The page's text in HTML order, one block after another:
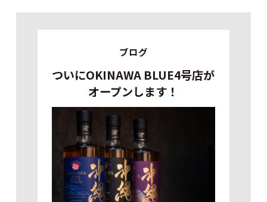
ブログ
ついにOKINAWA BLUE4号店が
オープンします！